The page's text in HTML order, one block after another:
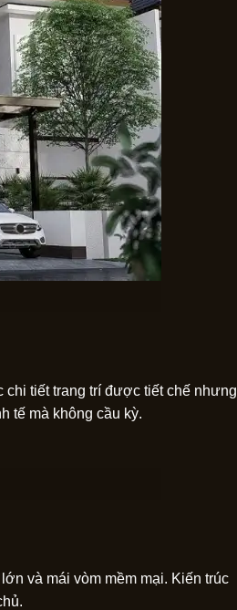
tiết trang trí được tiết chế nhưng
tế mà không cầu kỳ.
và mái vòm mềm mại. Kiến trúc